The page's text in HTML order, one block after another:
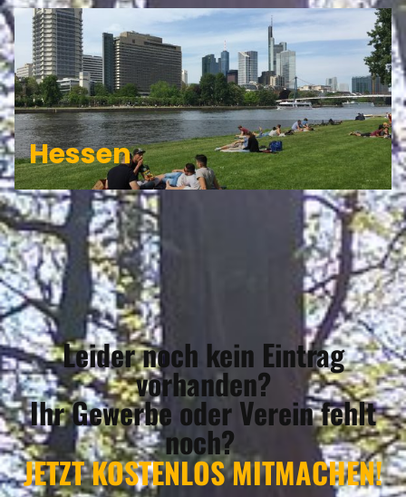
Hessen
Leider noch kein Eintrag
vorhanden?
Ihr Gewerbe oder Verein fehlt
noch?
JETZT KOSTENLOS MITMACHEN!